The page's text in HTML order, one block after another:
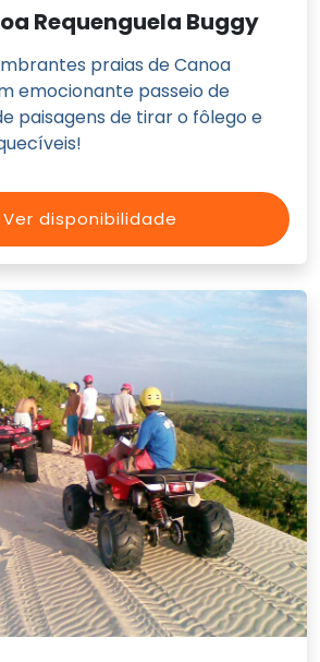
Requenguela Buggy
praias de Canoa
emocionante passeio de
paisagens de tirar o fôlego e
Ver disponibilidade